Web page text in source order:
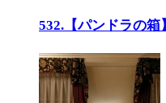
532.【パンドラの箱】